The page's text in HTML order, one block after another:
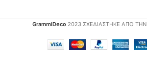
GrammiDeco 2023 ΣΧΕΔΙΑΣΤΗΚΕ ΑΠΟ ΤΗΝ